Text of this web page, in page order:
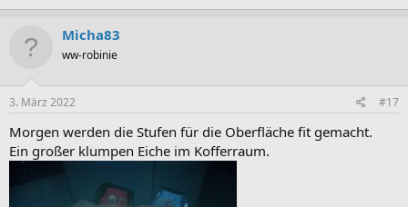
Micha83
ww-robinie
3. März 2022 #17
Morgen werden die Stufen für die Oberfläche fit gemacht.
Ein großer klumpen Eiche im Kofferraum.